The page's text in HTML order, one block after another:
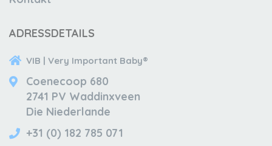
ADRESSDETAILS
VIB | Very Important Baby®
Coenecoop 680
2741 PV Waddinxveen
Die Niederlande
+31 (0) 182 785 071